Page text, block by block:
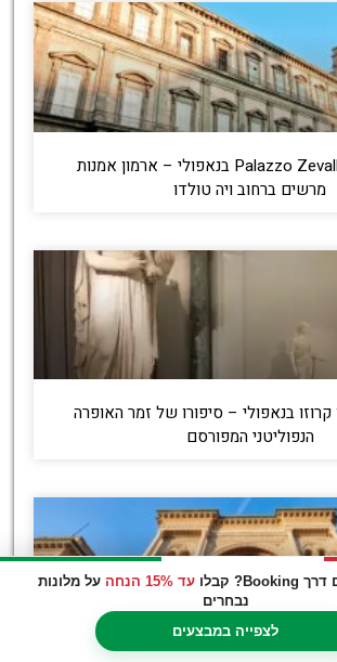
עד 15% הנחה
על מלונות
נבחרים
לצפייה במבצעים
Palazzo Zevallos Stigliano בנאפולי – ארמון אמנות
מרשים ברחוב ויה טולדו
קרוזו בנאפולי – סיפורו של זמר האופרה
הנפוליטני המפורסם